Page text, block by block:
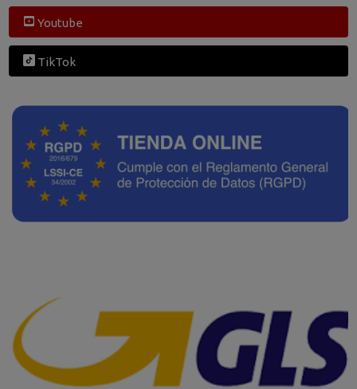
Youtube
TikTok